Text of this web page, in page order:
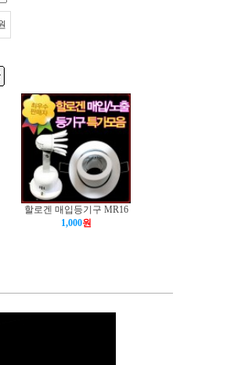
할로겐 매입등기구 MR16
1,000원